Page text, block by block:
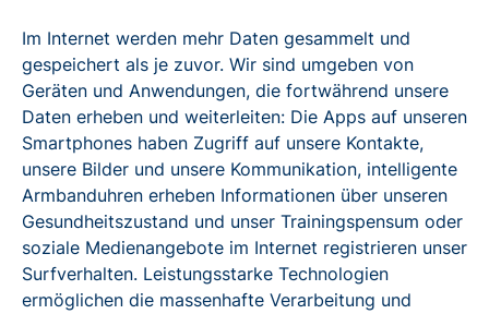
Im Internet werden mehr Daten gesammelt und
gespeichert als je zuvor. Wir sind umgeben von
Geräten und Anwendungen, die fortwährend unsere
Daten erheben und weiterleiten: Die Apps auf unseren
Smartphones haben Zugriff auf unsere Kontakte,
unsere Bilder und unsere Kommunikation, intelligente
Armbanduhren erheben Informationen über unseren
Gesundheitszustand und unser Trainingspensum oder
soziale Medienangebote im Internet registrieren unser
Surfverhalten. Leistungsstarke Technologien
ermöglichen die massenhafte Verarbeitung und